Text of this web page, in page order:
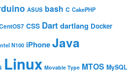
ASUS bash C CakePHP
CSS Dart dartlang Docker
N100 iPhoneJava
Linux Movable Type MTOS MySQL